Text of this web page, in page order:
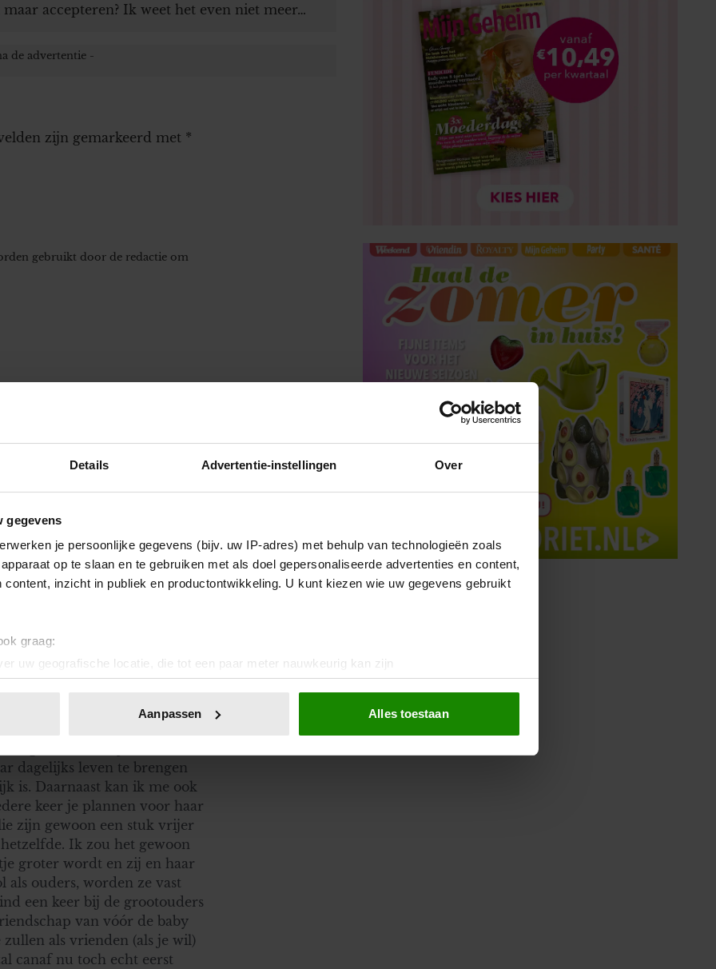
Details Advertentie-instellingen Over
gegevens
je persoonlijke gegevens (bijv. uw IP-adres) met behulp van technologieën zoals
op te slaan en te gebruiken met als doel gepersonaliseerde advertenties en content,
content, inzicht in publiek en productontwikkeling. U kunt kiezen wie uw gegevens gebruikt
graag:
uw geografische locatie, die tot een paar meter nauwkeurig kan zijn
door het actief te scannen op specifieke eigenschappen (fingerprinting)
of intrekken in de Cookieverklaring.
en advertenties te personaliseren, om functies voor social media te bieden en om ons
Ook delen we informatie over uw gebruik van onze site met onze partners voor social
Deze partners kunnen deze gegevens combineren met andere informatie die u aan ze heeft
op basis van uw gebruik van hun services. U gaat akkoord met onze cookies als u
Aanpassen Alles toestaan
accepteren? Ik weet het even niet meer…
zijn gemarkeerd met *
gebruikt door de redactie om
met "laatst". Als de
kind, dan kan ik me
het boekje" wil doen
dagelijks leven te brengen
is. Daarnaast kan ik me ook
keer je plannen voor haar
zijn gewoon een stuk vrijer
Ik zou het gewoon
groter wordt en zij en haar
als ouders, worden ze vast
een keer bij de grootouders
van vóór de baby
als vrienden (als je wil)
canaf nu toch echt eerst